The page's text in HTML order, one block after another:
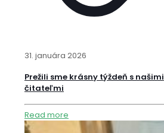
31. januára 2026
Prežili sme krásny týždeň s našimi
čitateľmi
Read more